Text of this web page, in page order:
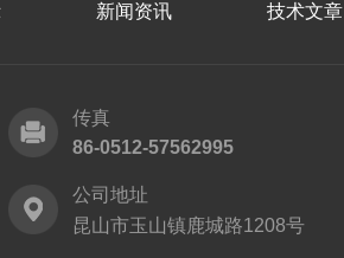
新闻资讯 技术文章
传真
86-0512-57562995
公司地址
昆山市玉山镇鹿城路1208号